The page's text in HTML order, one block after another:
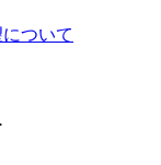
ついて